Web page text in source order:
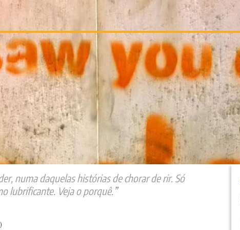
numa daquelas histórias de chorar de rir. Só
lubrificante. Veja o porquê.